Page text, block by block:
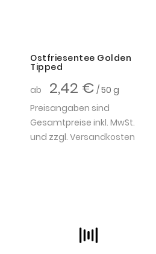
Ostfriesentee Golden
Tipped
ab
2,42 € / 50 g
Preisangaben sind
Gesamtpreise inkl. MwSt.
und zzgl. Versandkosten